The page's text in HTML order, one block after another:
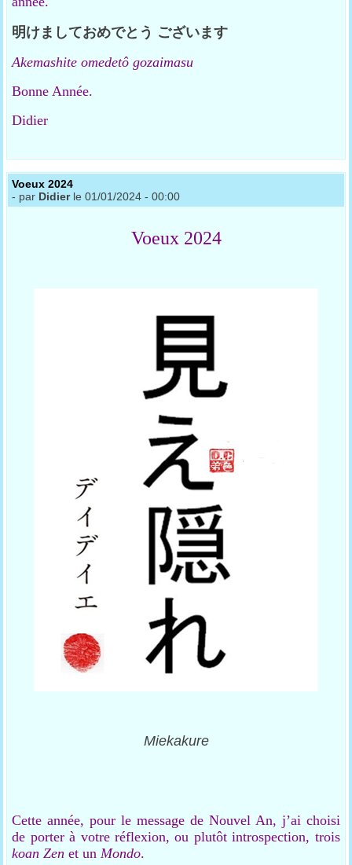
明けましておめでとう ございます
Akemashite omedetô gozaimasu
Bonne Année.
Didier
Voeux 2024
- par Didierle 01/01/2024 - 00:00
Voeux 2024
Miekakure
Cette année, pour le message de Nouvel An, j’ai choisi
de porter à votre réflexion, ou plutôt introspection, trois
koan Zen et un Mondo.